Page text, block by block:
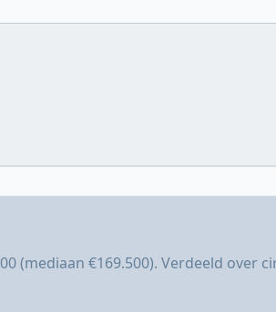
(mediaan €169.500). Verdeeld over